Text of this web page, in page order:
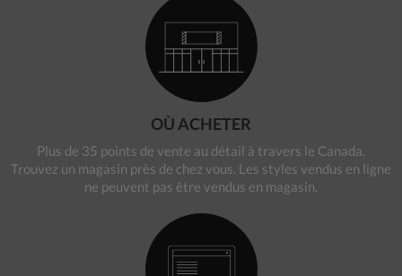
OÙ ACHETER
Plus de 35 points de vente au détail à travers le Canada.
Trouvez un magasin près de chez vous. Les styles vendus en ligne
ne peuvent pas être vendus en magasin.